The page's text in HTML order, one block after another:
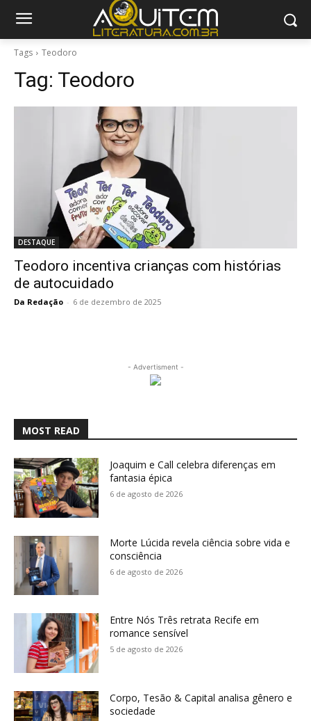
Tags Teodoro
Tag: Teodoro
DESTAQUE
Teodoro incentiva crianças com histórias
de autocuidado
Da Redação - 6 de dezembro de 2025
- Advertisment -
MOST READ
Joaquim e Call celebra diferenças em
fantasia épica
6 de agosto de 2026
Morte Lúcida revela ciência sobre vida e
consciência
6 de agosto de 2026
Entre Nós Três retrata Recife em
romance sensível
5 de agosto de 2026
Corpo, Tesão & Capital analisa gênero e
sociedade